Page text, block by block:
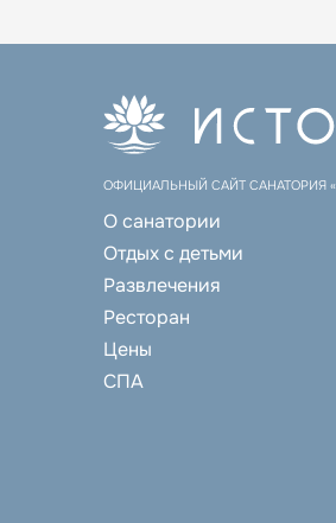
ОФИЦИАЛЬНЫЙ САЙТ САНАТОРИЯ
О санатории
Отдых с детьми
Развлечения
Ресторан
Цены
СПА